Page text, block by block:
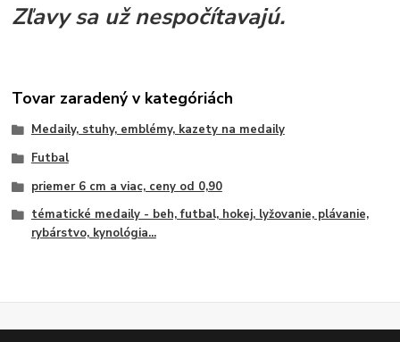
Zľavy sa už nespočítavajú.
Tovar zaradený v kategóriách
Medaily, stuhy, emblémy, kazety na medaily
Futbal
priemer 6 cm a viac, ceny od 0,90
tématické medaily - beh, futbal, hokej, lyžovanie, plávanie,
rybárstvo, kynológia...